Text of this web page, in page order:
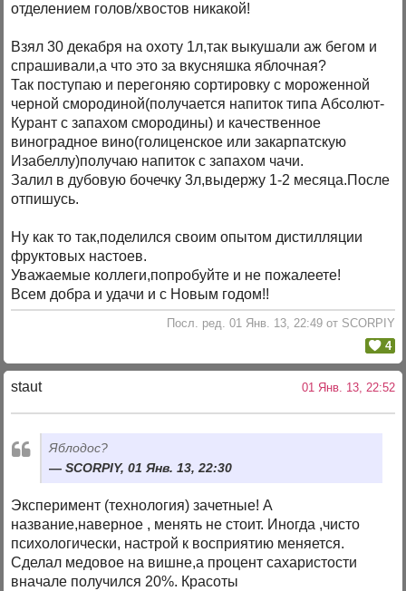
отделением голов/хвостов никакой!
Взял 30 декабря на охоту 1л,так выкушали аж бегом и
спрашивали,а что это за вкусняшка яблочная?
Так поступаю и перегоняю сортировку с мороженной
черной смородиной(получается напиток типа Абсолют-
Курант с запахом смородины) и качественное
виноградное вино(голиценское или закарпатскую
Изабеллу)получаю напиток с запахом чачи.
Залил в дубовую бочечку 3л,выдержу 1-2 месяца.После
отпишусь.
Ну как то так,поделился своим опытом дистилляции
фруктовых настоев.
Уважаемые коллеги,попробуйте и не пожалеете!
Всем добра и удачи и с Новым годом!!
Посл. ред. 01 Янв. 13, 22:49 от SCORPIY
4
staut 01 Янв. 13, 22:52
Яблодос?
SCORPIY, 01 Янв. 13, 22:30
Эксперимент (технология) зачетные! А
название,наверное , менять не стоит. Иногда ,чисто
психологически, настрой к восприятию меняется.
Сделал медовое на вишне,а процент сахаристости
вначале получился 20%. Красоты